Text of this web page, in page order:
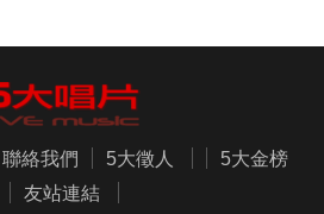
聯絡我們 5大徵人
5大金榜
友站連結